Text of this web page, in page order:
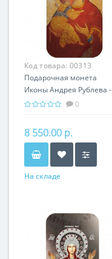
Код товара: 00313
Подарочная монета
Иконы Андрея Рублева -
Богородица
31,1 гр - православный
сувенир
0
8 550.00 р.
На складе